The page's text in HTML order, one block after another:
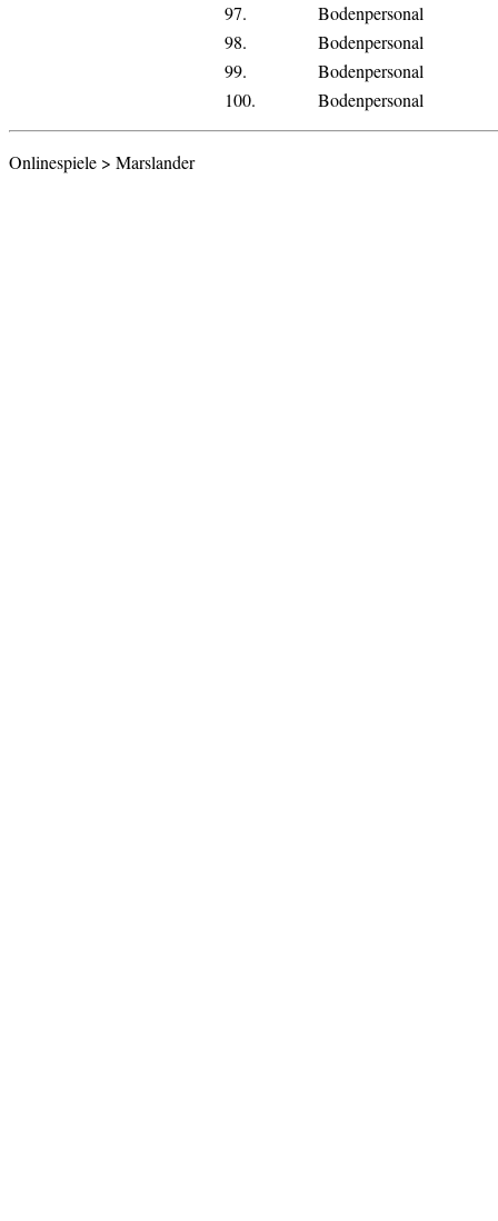
97.
Bodenpersonal
98.
Bodenpersonal
99.
Bodenpersonal
100.
Bodenpersonal
Onlinespiele > Marslander